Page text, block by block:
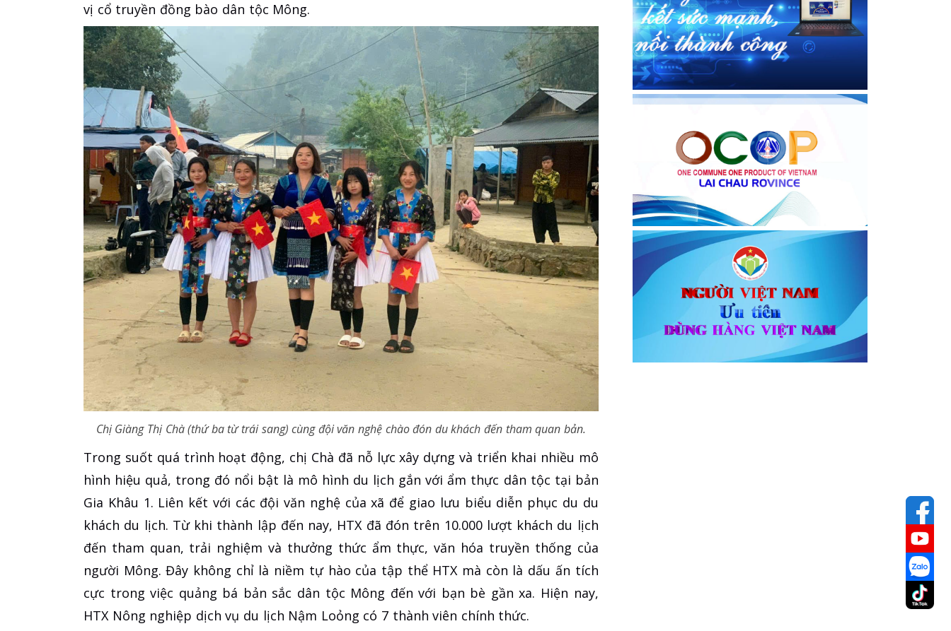
vị cổ truyền đồng bào dân tộc Mông.
Chị Giàng Thị Chà (thứ ba từ trái sang) cùng đội văn nghệ chào đón du khách đến tham quan bản.
Trong suốt quá trình hoạt động, chị Chà đã nỗ lực xây dựng và triển khai nhiều mô
hình hiệu quả, trong đó nổi bật là mô hình du lịch gắn với ẩm thực dân tộc tại bản
Gia Khâu 1. Liên kết với các đội văn nghệ của xã để giao lưu biểu diễn phục du du
khách du lịch. Từ khi thành lập đến nay, HTX đã đón trên 10.000 lượt khách du lịch
đến tham quan, trải nghiệm và thưởng thức ẩm thực, văn hóa truyền thống của
người Mông. Đây không chỉ là niềm tự hào của tập thể HTX mà còn là dấu ấn tích
cực trong việc quảng bá bản sắc dân tộc Mông đến với bạn bè gần xa. Hiện nay,
HTX Nông nghiệp dịch vụ du lịch Nậm Loỏng có 7 thành viên chính thức.